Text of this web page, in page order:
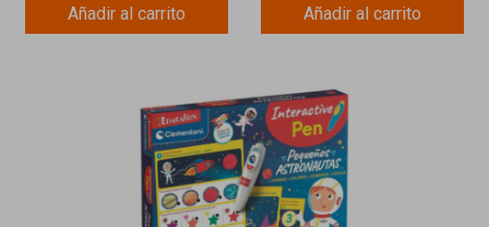
Añadir al carrito Añadir al carrito